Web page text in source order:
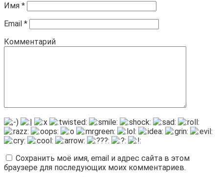
Имя *
Email *
Комментарий
Сохранить моё имя, email и адрес сайта в этом
браузере для последующих моих комментариев.